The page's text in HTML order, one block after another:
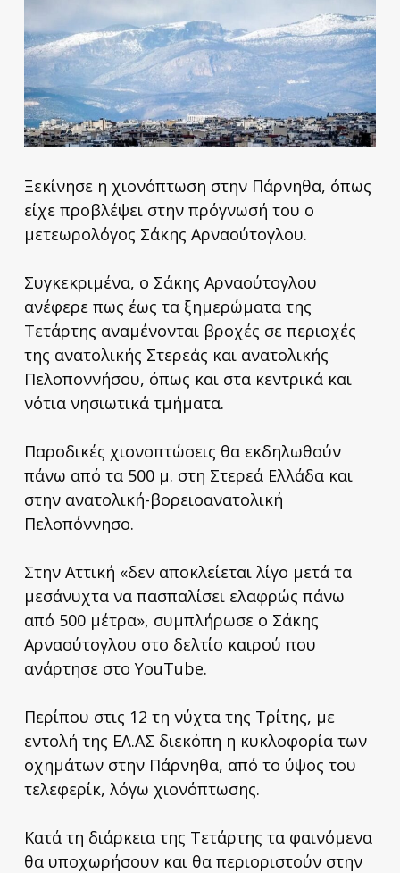
Ξεκίνησε η χιονόπτωση στην Πάρνηθα, όπως
είχε προβλέψει στην πρόγνωσή του ο
μετεωρολόγος Σάκης Αρναούτογλου.
Συγκεκριμένα, ο Σάκης Αρναούτογλου
ανέφερε πως έως τα ξημερώματα της
Τετάρτης αναμένονται βροχές σε περιοχές
της ανατολικής Στερεάς και ανατολικής
Πελοποννήσου, όπως και στα κεντρικά και
νότια νησιωτικά τμήματα.
Παροδικές χιονοπτώσεις θα εκδηλωθούν
πάνω από τα 500 μ. στη Στερεά Ελλάδα και
στην ανατολική-βορειοανατολική
Πελοπόννησο.
Στην Αττική «δεν αποκλείεται λίγο μετά τα
μεσάνυχτα να πασπαλίσει ελαφρώς πάνω
από 500 μέτρα», συμπλήρωσε ο Σάκης
Αρναούτογλου στο δελτίο καιρού που
ανάρτησε στο YouTube.
Περίπου στις 12 τη νύχτα της Τρίτης, με
εντολή της ΕΛ.ΑΣ διεκόπη η κυκλοφορία των
οχημάτων στην Πάρνηθα, από το ύψος του
τελεφερίκ, λόγω χιονόπτωσης.
Κατά τη διάρκεια της Τετάρτης τα φαινόμενα
θα υποχωρήσουν και θα περιοριστούν στην